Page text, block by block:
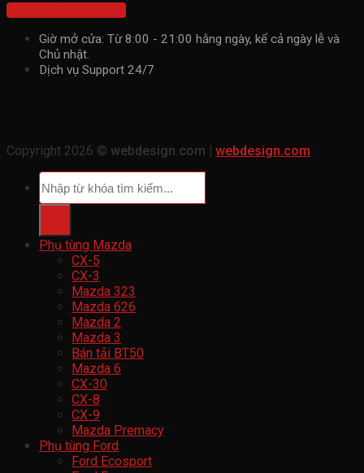
Giờ mở cửa: Từ 8:00 - 21:00 hằng ngày, kể cả ngày lễ và
Chủ nhật.
Dịch vụ Support 24/7
Copyright 2026 © webdesign.com | webdesign.com
Tìm
kiếm:
Phụ tùng Mazda
CX-5
CX-3
Mazda 323
Mazda 626
Mazda 2
Mazda 3
Bán tải BT50
Mazda 6
CX-30
CX-8
CX-9
Mazda Premacy
Phụ tùng Ford
Ford Ecosport